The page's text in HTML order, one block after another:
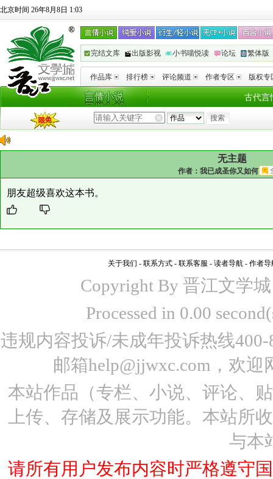
北京时间 26年8月8日 1:03
完结文库 出版影视 小书喵悦读 论坛 繁体版
作品库 排行榜 评论频道 作者专区 版权专
古代言
无主题
作者：我已成圣你又如何
朋友超级喜欢这本书。
关于我们 - 联系方式 - 联系客服 - 读者导航 - 作者导
Copyright By 晋江文学
Processed in 0.00
违规内容投诉/未成年投诉热线
邮箱help@jjwxc.com，欢
本站作品（专栏、小说、评论、
上传、存储及展示功能。本站所
与本
请所有用户发布内容时严格遵守